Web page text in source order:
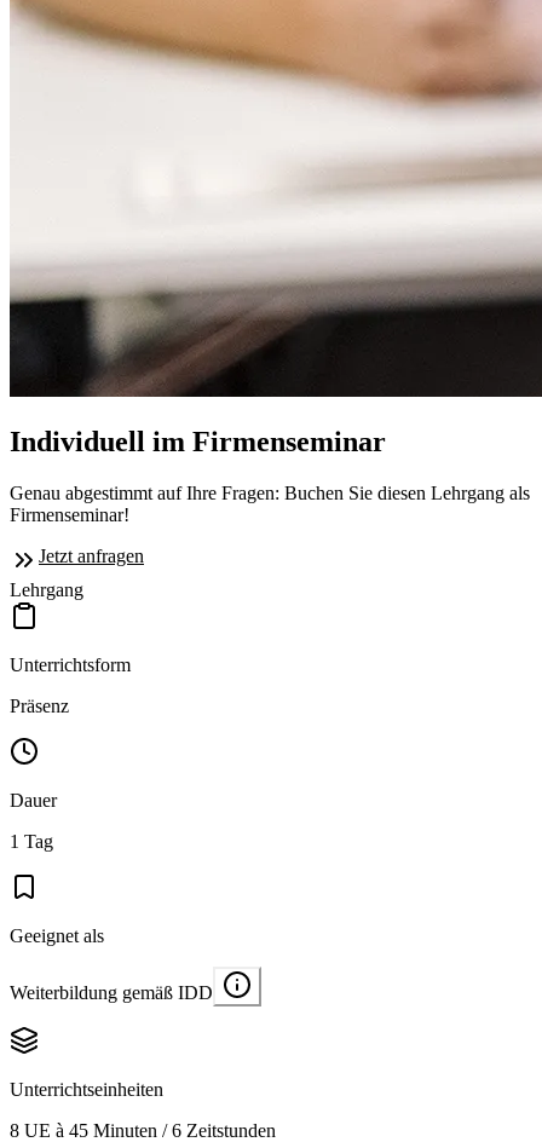
Individuell im Firmenseminar
Genau abgestimmt auf Ihre Fragen: Buchen Sie diesen Lehrgang als
Firmenseminar!
Jetzt anfragen
Lehrgang
Unterrichtsform
Präsenz
Dauer
1 Tag
Geeignet als
Weiterbildung gemäß IDD
Unterrichtseinheiten
8 UE à 45 Minuten / 6 Zeitstunden